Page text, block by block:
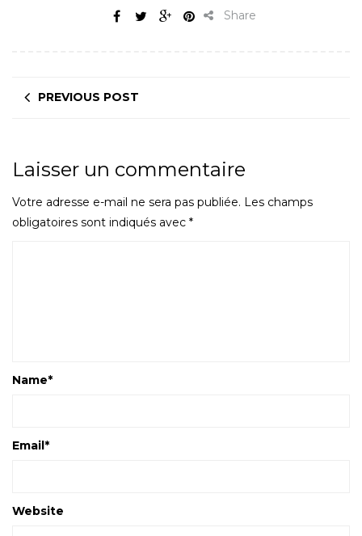
Share
PREVIOUS POST
Laisser un commentaire
Votre adresse e-mail ne sera pas publiée. Les champs
obligatoires sont indiqués avec *
Name*
Email*
Website